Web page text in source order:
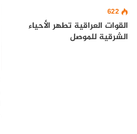
622
القوات العراقية تطهر الأحياء
الشرقية للموصل